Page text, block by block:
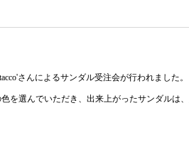
さんによるサンダル受注会が行われました。
を選んでいただき、出来上がったサンダルは、